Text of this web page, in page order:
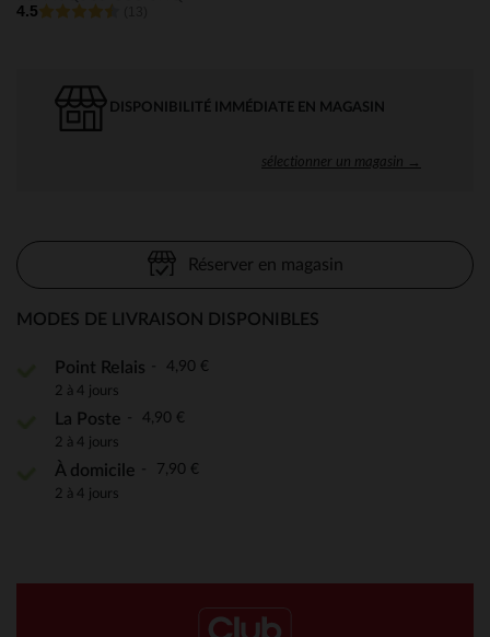
4.5
DISPONIBILITÉ IMMÉDIATE EN MAGASIN
sélectionner un magasin →
Réserver en magasin
MODES DE LIVRAISON DISPONIBLES
Point Relais 4,90 €
2 à 4 jours
La Poste 4,90 €
2 à 4 jours
À domicile 7,90 €
2 à 4 jours